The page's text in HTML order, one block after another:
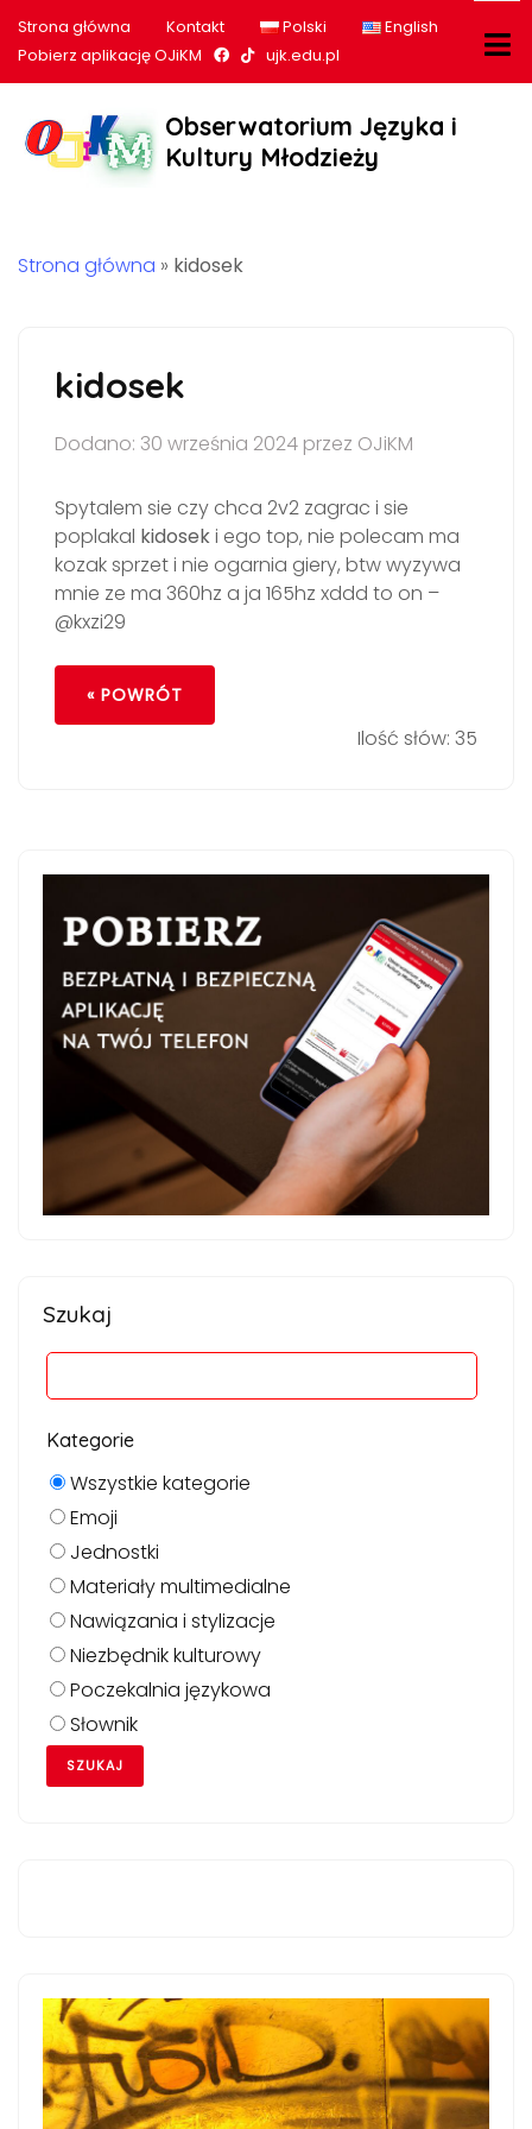
Strona główna Kontakt Polski
English
Pobierz aplikację OJiKM
Nasz profil na Facebook
Nasz profil na tiktok
ujk.edu.pl
Obserwatorium Języka i
Kultury Młodzieży
Strona główna » kidosek
kidosek
Dodano: 30 września 2024 przez OJiKM
Spytalem sie czy chca 2v2 zagrac i sie
poplakal kidoseki ego top, nie polecam ma
kozak sprzet i nie ogarnia giery, btw wyzywa
mnie ze ma 360hz a ja 165hz xddd to on –
@kxzi29
« POWRÓT
Ilość słów: 35
Szukaj
Kategorie
Wszystkie kategorie
Emoji
Jednostki
Materiały multimedialne
Nawiązania i stylizacje
Niezbędnik kulturowy
Poczekalnia językowa
Słownik